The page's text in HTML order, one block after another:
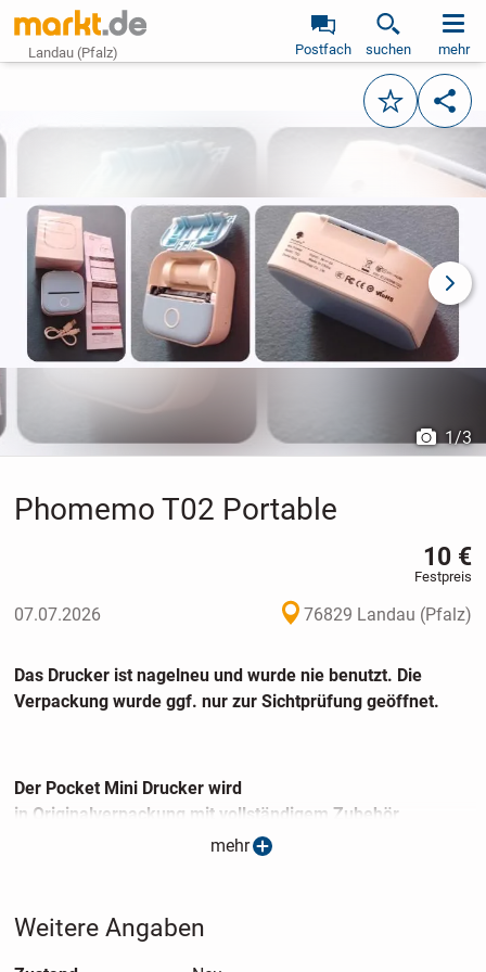
Landau (Pfalz) Postfach suchen mehr
Merken
vorheriges Bild
1/3
Phomemo T02 Portable
10 €
Festpreis
07.07.2026 76829 Landau (Pfalz)
Das Drucker ist nagelneu und wurde nie benutzt. Die
Verpackung wurde ggf. nur zur Sichtprüfung geöffnet.
Der Pocket Mini Drucker wird
in Originalverpackung mit vollständigem Zubehör
Pocket Mini Thermal Printer Photo
mehr
Weitere Angaben